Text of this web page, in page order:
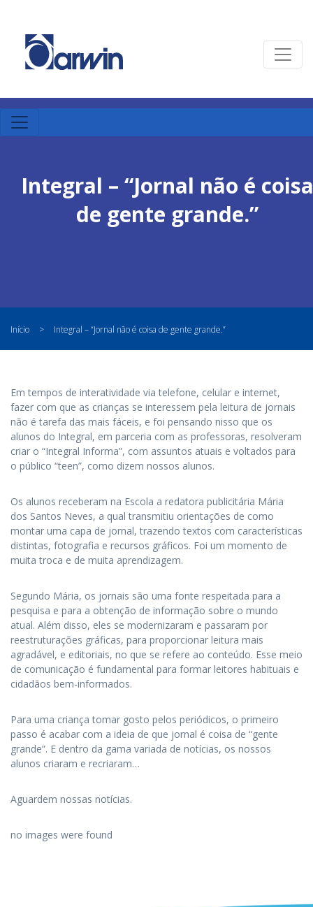
Integral – “Jornal não é coisa
de gente grande.”
Início > Integral – “Jornal não é coisa de gente grande.”
Em tempos de interatividade via telefone, celular e internet,
fazer com que as crianças se interessem pela leitura de jornais
não é tarefa das mais fáceis, e foi pensando nisso que os
alunos do Integral, em parceria com as professoras, resolveram
criar o “Integral Informa”, com assuntos atuais e voltados para
o público “teen”, como dizem nossos alunos.
Os alunos receberam na Escola a redatora publicitária Mária
dos Santos Neves, a qual transmitiu orientações de como
montar uma capa de jornal, trazendo textos com características
distintas, fotografia e recursos gráficos. Foi um momento de
muita troca e de muita aprendizagem.
Segundo Mária, os jornais são uma fonte respeitada para a
pesquisa e para a obtenção de informação sobre o mundo
atual. Além disso, eles se modernizaram e passaram por
reestruturações gráficas, para proporcionar leitura mais
agradável, e editoriais, no que se refere ao conteúdo. Esse meio
de comunicação é fundamental para formar leitores habituais e
cidadãos bem-informados.
Para uma criança tomar gosto pelos periódicos, o primeiro
passo é acabar com a ideia de que jornal é coisa de “gente
grande”. E dentro da gama variada de notícias, os nossos
alunos criaram e recriaram…
Aguardem nossas notícias.
no images were found